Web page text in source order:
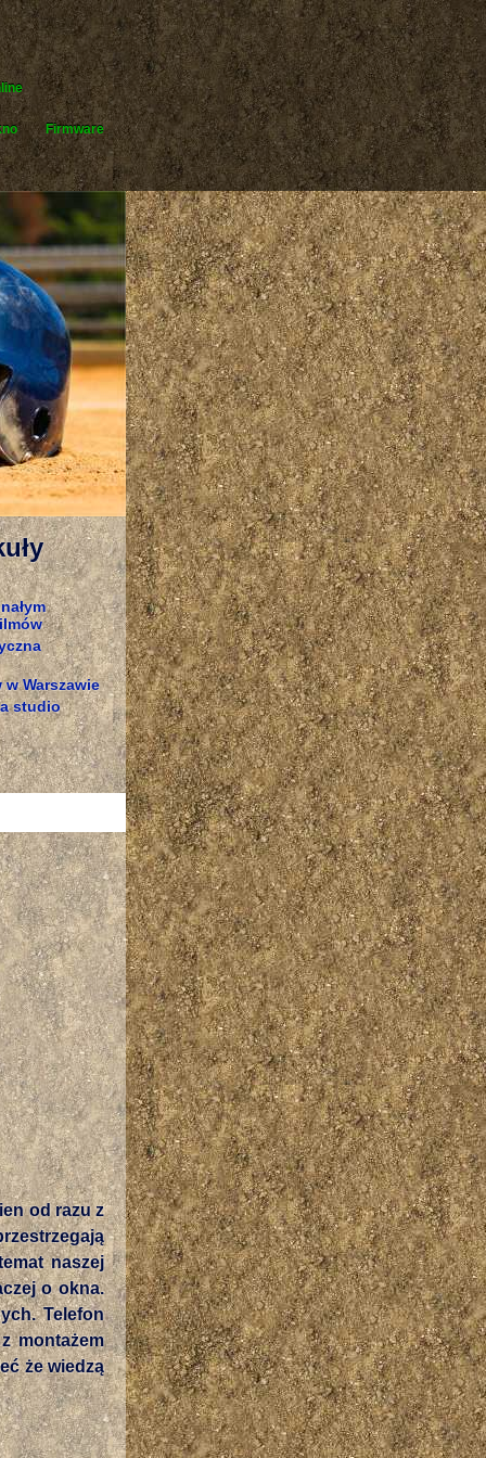
Firmware
Warszawie
studio
od razu z
naszej
o okna.
Telefon
montażem
że wiedzą